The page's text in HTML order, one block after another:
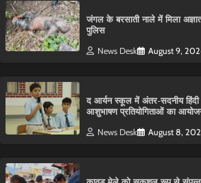
​जंगल के बरसाती नाले में मिला
पुलिस
News Desk August 9,
द आर्यन स्कूल में अंतर-सदनीय हिंदी
आशुभाषण प्रतियोगिताओं का
News Desk August 8,